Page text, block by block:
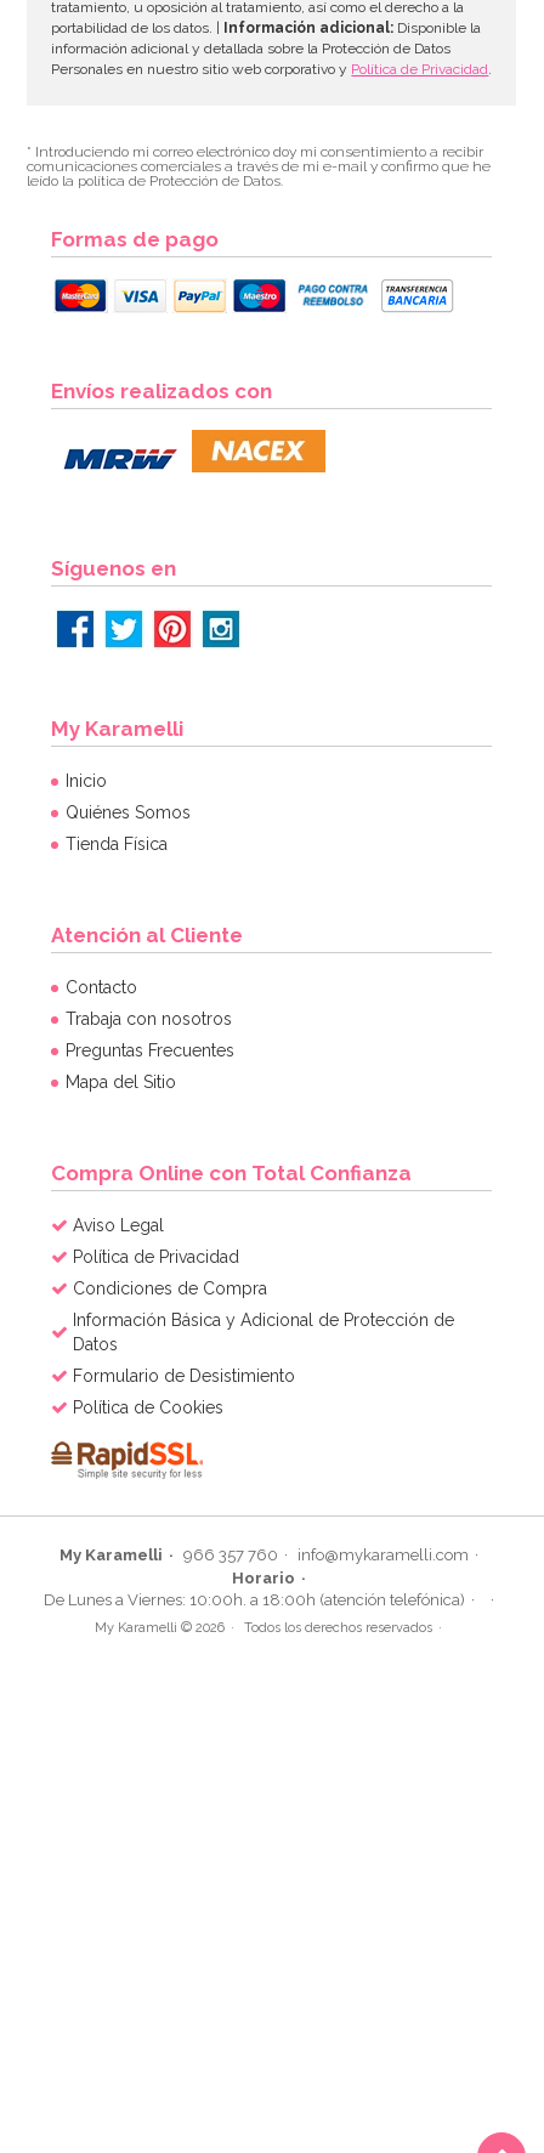
2,95€
tratamiento, u oposición al tratamiento, así como el derecho a la
portabilidad de los datos. |
Información adicional: Disponible la
información adicional y detallada sobre la Protección de Datos
Personales en nuestro sitio web corporativo y Política de Privacidad.
* Introduciendo mi correo electrónico doy mi consentimiento a recibir
comunicaciones comerciales a través de mi e-mail y confirmo que he
leído la política de Protección de Datos.
Formas de pago
Envíos realizados con
Síguenos en
My Karamelli
Inicio
Quiénes Somos
Tienda Física
Atención al Cliente
Contacto
Trabaja con nosotros
Preguntas Frecuentes
Mapa del Sitio
Compra Online con Total Confianza
Aviso Legal
Política de Privacidad
Condiciones de Compra
Información Básica y Adicional de Protección de
Datos
Formulario de Desistimiento
Política de Cookies
My Karamelli 966 357 760
info@mykaramelli.com
Horario
De Lunes a Viernes: 10:00h. a 18:00h (atención telefónica)
My Karamelli © 2026 Todos los derechos reservados